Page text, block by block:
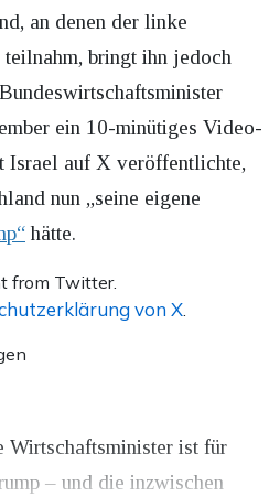
an denen der linke
bringt ihn jedoch
ein 10-minütiges Video-
Israel auf X veröffentlichte,
nun „seine eigene
hätte.
from Twitter.
von X.
Wirtschaftsminister ist für
– und die inzwischen